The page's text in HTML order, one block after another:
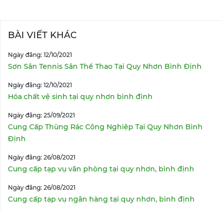
BÀI VIẾT KHÁC
Ngày đăng: 12/10/2021
Sơn Sân Tennis Sân Thể Thao Tại Quy Nhơn Bình Định
Ngày đăng: 12/10/2021
Hóa chất vệ sinh tại quy nhơn bình định
Ngày đăng: 25/09/2021
Cung Cấp Thùng Rác Công Nghiệp Tại Quy Nhơn Bình
Định
Ngày đăng: 26/08/2021
Cung cấp tạp vụ văn phòng tại quy nhơn, bình định
Ngày đăng: 26/08/2021
Cung cấp tạp vụ ngân hàng tại quy nhơn, bình định